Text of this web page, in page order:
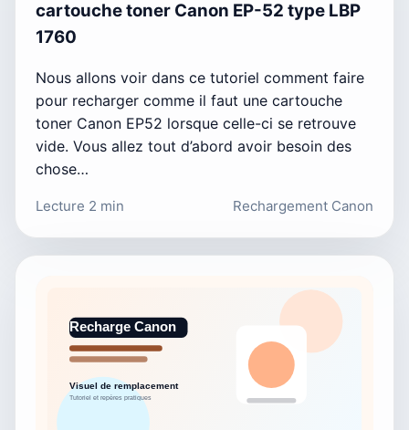
cartouche toner Canon EP-52 type LBP
1760
Nous allons voir dans ce tutoriel comment faire
pour recharger comme il faut une cartouche
toner Canon EP52 lorsque celle-ci se retrouve
vide. Vous allez tout d’abord avoir besoin des
chose…
Lecture 2 min Rechargement Canon